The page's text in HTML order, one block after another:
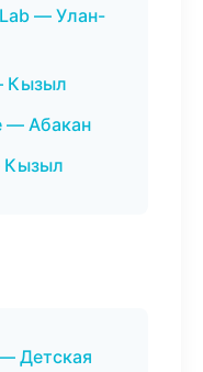
— Улан-
Кызыл
— Абакан
Кызыл
Детская